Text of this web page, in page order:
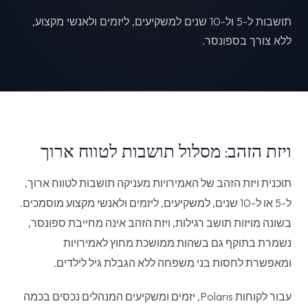
תושבות ל-5 ול-10 שנים למשקיעים, ליזמים ולאנשי מקצוע,
ללא צורך בספונסר.
ויזת הזהב: מסלול תושבות לטווח ארוך
תוכנית ויזת הזהב של האמירויות מעניקה תושבות לטווח ארוך,
ל-5 או ל-10 שנים, למשקיעים, ליזמים ולאנשי מקצוע מוסמכים.
בשונה מויזות תושב רגילות, ויזת הזהב אינה מחייבת ספונסר,
נשמרת בתוקף גם בשהות ממושכת מחוץ לאמירויות
ומאפשרת לחסות בני משפחה ללא הגבלת גיל לילדים.
עבור לקוחות Polaris, יזמים ומשקיעים המנהלים נכסים בכמה